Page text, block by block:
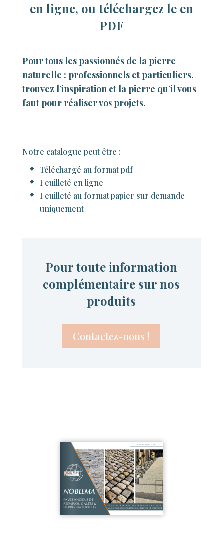
en ligne, ou téléchargez le en
PDF
Pour tous les passionnés de la pierre
naturelle : professionnels et particuliers,
trouvez l’inspiration et la pierre qu’il vous
faut pour réaliser vos projets.
Notre catalogue peut être :
Téléchargé au format pdf
Feuilleté en ligne
Feuilleté au format papier sur demande
uniquement
Pour toute information
complémentaire sur nos
produits
Contactez-nous !